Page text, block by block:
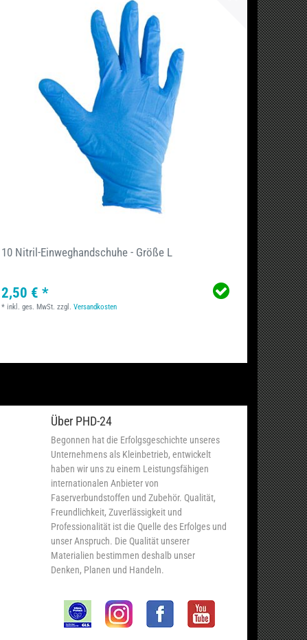
10 Nitril-Einweghandschuhe - Größe L
2,50 € *
* inkl. ges. MwSt. zzgl. Versandkosten
Über PHD-24
Begonnen hat die Erfolgsgeschichte unseres
Unternehmens als Kleinbetrieb, entwickelt
haben wir uns zu einem Leistungsfähigen
internationalen Anbieter von
Faserverbundstoffen und Zubehör. Qualität,
Freundlichkeit, Zuverlässigkeit und
Professionalität ist die Quelle des Erfolges und
unser Anspruch. Die Qualität unserer
Materialien bestimmen deshalb unser
Denken, Planen und Handeln.